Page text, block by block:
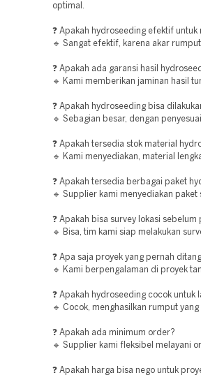
optimal.
❓ Apakah hydroseeding efektif untuk
🔹 Sangat efektif, karena akar
❓ Apakah ada garansi hasil
🔹 Kami memberikan jaminan hasil
❓ Apakah hydroseeding bisa
🔹 Sebagian besar, dengan
❓ Apakah tersedia stok material
🔹 Kami menyediakan, material
❓ Apakah tersedia berbagai paket
🔹 Supplier kami menyediakan paket
❓ Apakah bisa survey lokasi sebelum
🔹 Bisa, tim kami siap melakukan
❓ Apa saja proyek yang pernah
🔹 Kami berpengalaman di proyek
❓ Apakah hydroseeding cocok untuk
🔹 Cocok, menghasilkan rumput yang
❓ Apakah ada minimum order?
🔹 Supplier kami fleksibel melayani
❓ Apakah harga bisa nego untuk